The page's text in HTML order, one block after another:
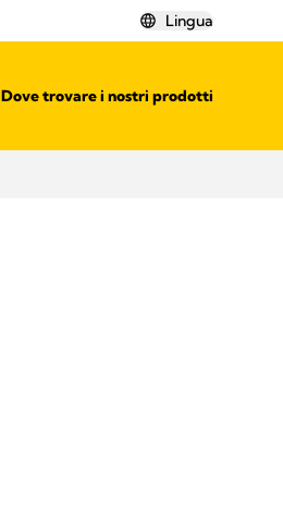
Lingua
Dove trovare i nostri prodotti